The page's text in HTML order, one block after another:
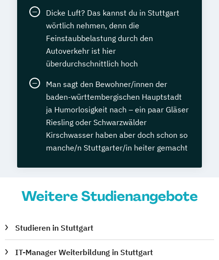
Dicke Luft? Das kannst du in Stuttgart
wörtlich nehmen, denn die
Feinstaubbelastung durch den
Autoverkehr ist hier
überdurchschnittlich hoch
Man sagt den Bewohner/innen der
baden-württembergischen Hauptstadt
ja Humorlosigkeit nach – ein paar Gläser
Riesling oder Schwarzwälder
Kirschwasser haben aber doch schon so
manche/n Stuttgarter/in heiter gemacht
Weitere Studienangebote
Studieren in Stuttgart
IT-Manager Weiterbildung in Stuttgart